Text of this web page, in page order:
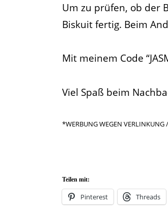
Um zu prüfen, ob der
Biskuit fertig. Beim
Mit meinem Code
Viel Spaß beim
*WERBUNG WEGEN VERLINKUNG
Teilen mit:
Pinterest Threads